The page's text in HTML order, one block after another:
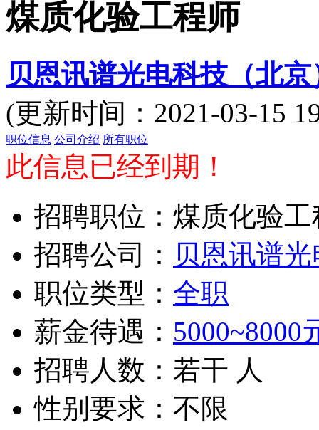
煤质化验工程师
贝恩讯谱光电科技（北
(更新时间：2021-03-15
职位信息 公司介绍 所有职位
此信息已经到期！
招聘职位：煤质化验工
招聘公司： 贝恩讯谱
职位类型： 全职
薪金待遇： 5000~8000
招聘人数：若干 人
性别要求：不限